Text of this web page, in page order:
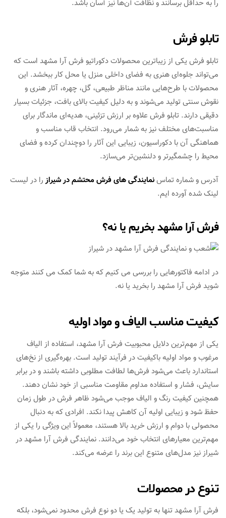
را به حداقل برسانند و نظافت آن‌ها نیز آسان باشد.
تابلو فرش
تابلو فرش یکی از زیباترین محصولات دکوراتیو فرش آرا مشهد است که
می‌تواند جلوه‌ای هنری به فضای داخلی منزل یا محل کار ببخشد. این
محصولات با طرح‌هایی مانند مناظر طبیعی، گل، چهره، آثار هنری و
نقوش سنتی تولید می‌شوند و به دلیل کیفیت بالای بافت، جزئیات بسیار
دقیقی دارند. تابلو فرش علاوه بر ارزش تزئینی، هدیه‌ای ماندگار برای
مناسبت‌های مختلف نیز به شمار می‌رود. انتخاب قاب مناسب و
هماهنگی آن با دکوراسیون، زیبایی این آثار را دوچندان کرده و فضای
محیط را چشمگیرتر و دلنشین‌تر می‌سازد.
آدرس و شماره تماسنمایندگی های فرش محتشم در شیرازرا در لیست
لینک شده آورده ایم.
فرش آرا مشهد بخریم یا نه؟
در ادامه فاکتورهایی را بررسی می کنیم که به شما کمک می کنند متوجه
شوید فرش آرا مشهد را بخرید یا نه.
کیفیت مناسب الیاف و مواد اولیه
یکی از مهم‌ترین دلایل محبوبیت فرش آرا مشهد، استفاده از الیاف
مرغوب و مواد اولیه باکیفیت در فرآیند تولید است. بهره‌گیری از نخ‌های
استاندارد باعث می‌شود فرش‌ها لطافت مطلوبی داشته باشند و در برابر
سایش، فشار و استفاده مداوم مقاومت مناسبی از خود نشان دهند.
همچنین کیفیت رنگ و الیاف موجب می‌شود ظاهر فرش در طول زمان
حفظ شود و زیبایی اولیه آن کاهش پیدا نکند. افرادی که به دنبال
محصولی با دوام و ارزش خرید بالا هستند، معمولاً این ویژگی را یکی از
مهم‌ترین معیارهای انتخاب خود می‌دانند. نمایندگی فرش آرا مشهد در
شیراز نیز مدل‌های متنوع این برند را عرضه می‌کند.
تنوع در محصولات
فرش آرا مشهد تنها به تولید یک یا دو نوع فرش محدود نمی‌شود، بلکه